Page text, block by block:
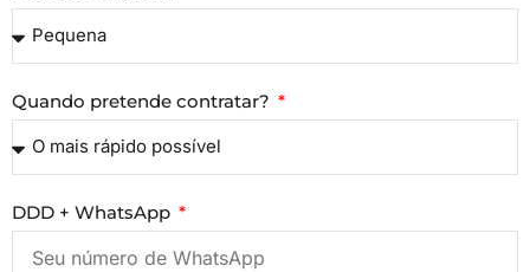
Quando pretende contratar?
DDD + WhatsApp